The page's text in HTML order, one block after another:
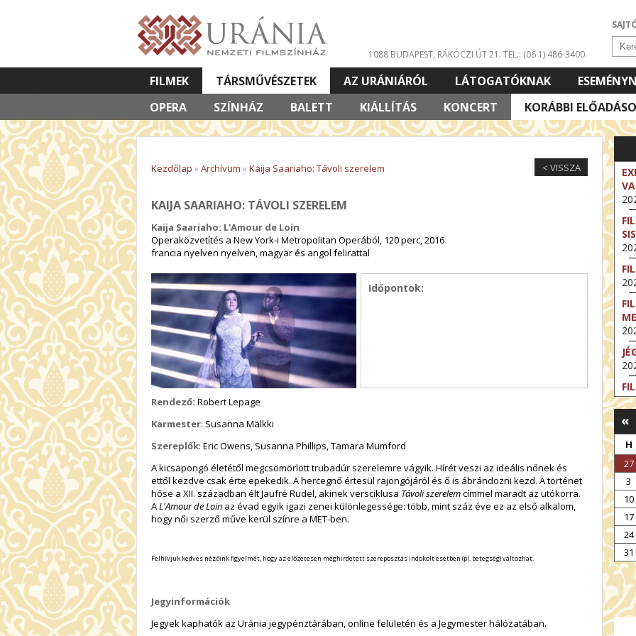
1088 BUDAPEST, RÁKÓCZI ÚT 21. TEL.: (06 1) 486-3400
FILMEK
TÁRSMŰVÉSZETEK
OPERA
SZÍNHÁZ BALETT KIÁLLÍTÁS KONCERT KORÁBBI
AZ URÁNIÁRÓL LÁTOGATÓKNAK
VETÍTETT KÉPES ELŐADÁSOK
< VISSZA
Kezdőlap »Archívum »Kaija Saariaho: Távoli szerelem
KAIJA SAARIAHO: TÁVOLI SZERELEM
Kaija Saariaho: L'Amour de Loin
Operaközvetítés a New York-i Metropolitan Operából, 120 perc, 2016
francia nyelven nyelven, magyar és angol felirattal
Időpontok:
Rendező: Robert Lepage
Karmester: Susanna Mälkki
Szereplők: Eric Owens, Susanna Phillips, Tamara Mumford
A kicsapongó életétől megcsömörlött trubadúr szerelemre vágyik. Hírét veszi az ideális nőnek és
ettől kezdve csak érte epekedik. A hercegnő értesül rajongójáról és ő is ábrándozni kezd. A történet
hőse a XII. században élt Jaufré Rudel, akinek versciklusa Távoli szerelemcímmel maradt az utókorra.
AL'Amour de Loin az évad egyik igazi zenei különlegessége: több, mint száz éve ez az első alkalom,
hogy női szerző műve kerül színre a MET-ben.
Felhívjuk kedves nézőink figyelmét, hogy az előzetesen meghirdetett szereposztás indokolt esetben (pl. betegség) változhat.
Jegyinformációk
Jegyek kaphatók az Uránia jegypénztárában, online felületén és a Jegymester hálózatában.
«
H
27
3
10
17
24
31